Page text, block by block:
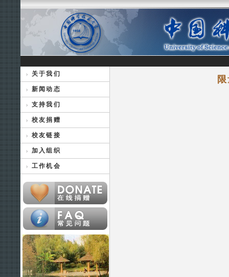
关于我们
新闻动态
支持我们
校友捐赠
校友链接
加入组织
工作机会